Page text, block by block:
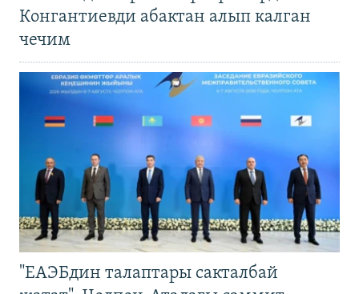
Конгантиевди абактан алып калган
чечим
"ЕАЭБдин талаптары сакталбай